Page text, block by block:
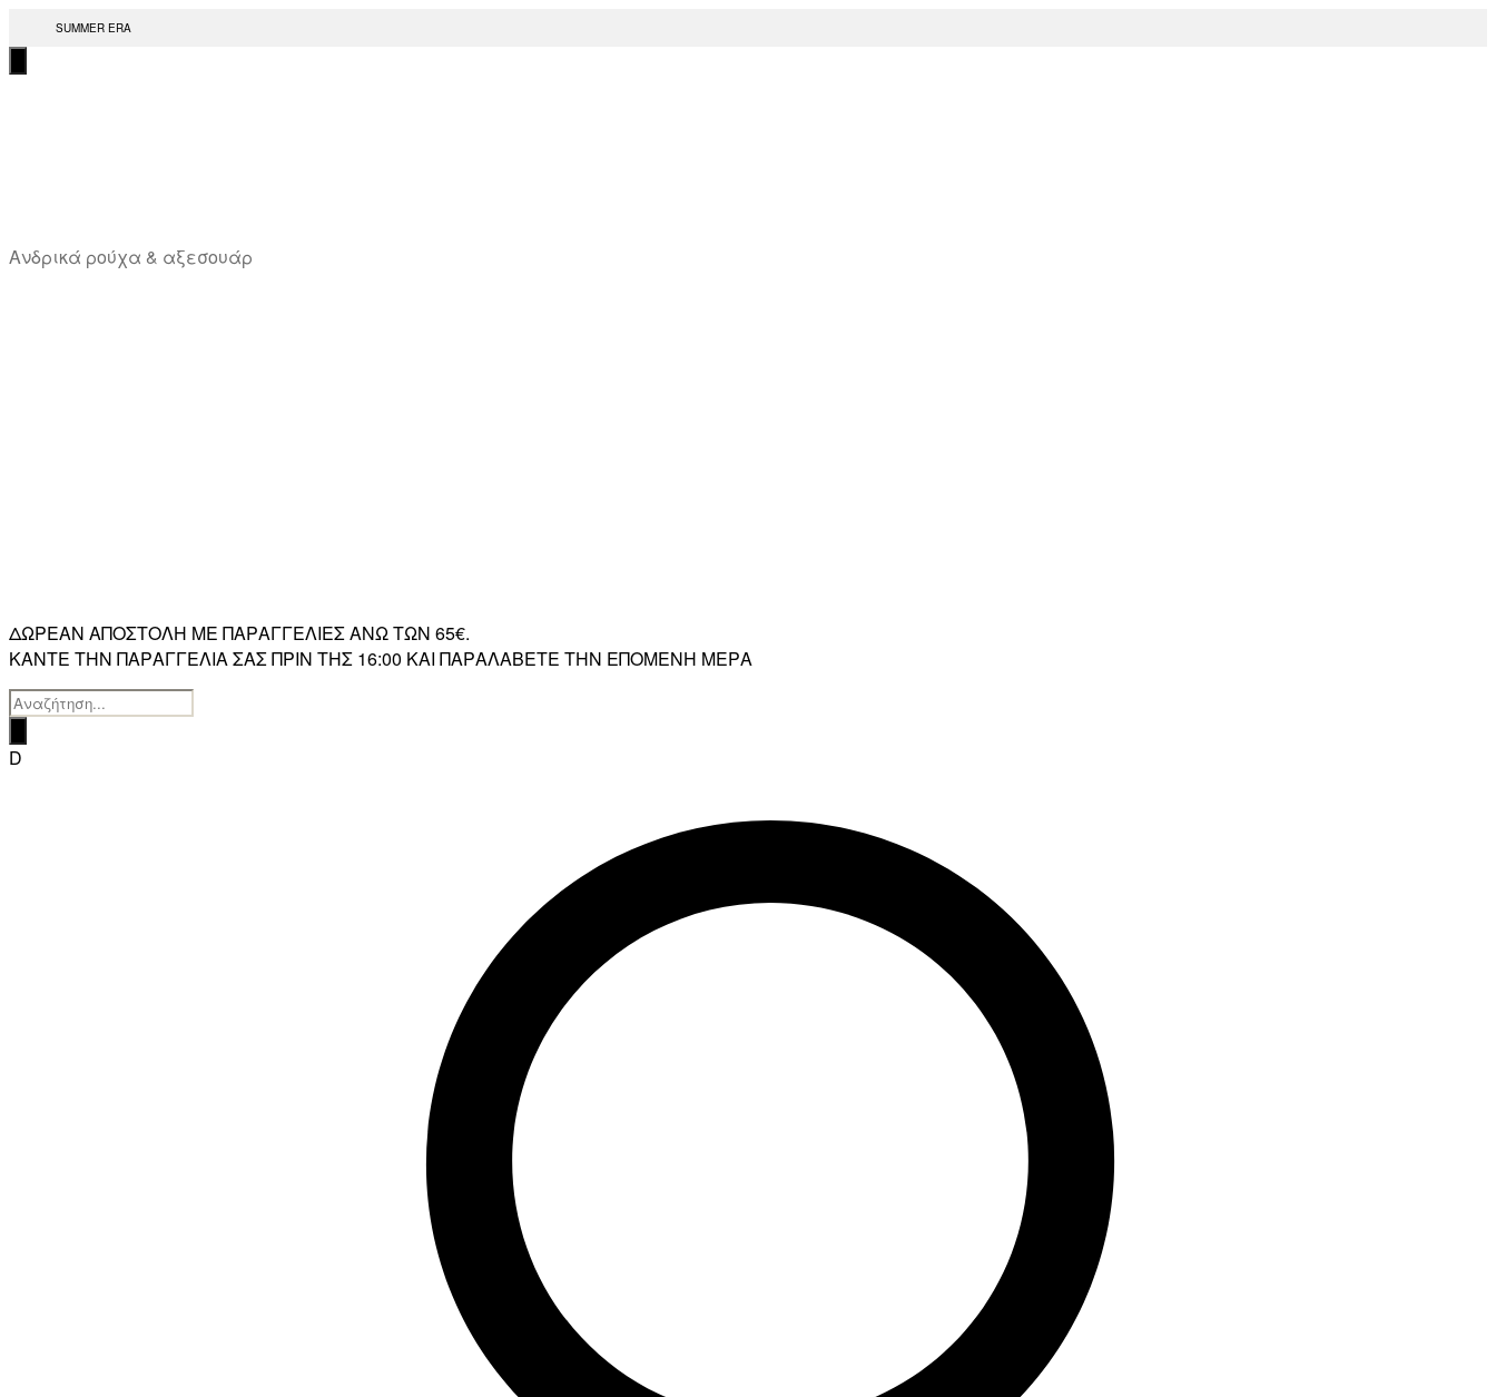
Μετάβαση
στο
περιεχόμενο
SUMMER ERA
Ανδρικά ρούχα & αξεσουάρ
ΔΩΡΕΑΝ ΑΠΟΣΤΟΛΗ ΜΕ ΠΑΡΑΓΓΕΛΙΕΣ ΑΝΩ ΤΩΝ 65€.
ΚΑΝΤΕ ΤΗΝ ΠΑΡΑΓΓΕΛΙΑ ΣΑΣ ΠΡΙΝ ΤΗΣ 16:00 ΚΑΙ ΠΑΡΑΛΑΒΕΤΕ ΤΗΝ ΕΠΟΜΕΝΗ ΜΕΡΑ
Products
search
D